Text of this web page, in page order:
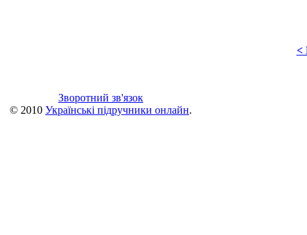
<
Зворотний зв'язок
© 2010 Українські підручники онлайн.